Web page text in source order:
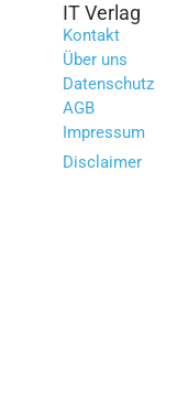
IT Verlag
Kontakt
Über uns
Datenschutz
AGB
Impressum
Disclaimer